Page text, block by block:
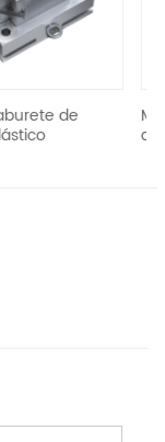
Molde de silla de
aire libre